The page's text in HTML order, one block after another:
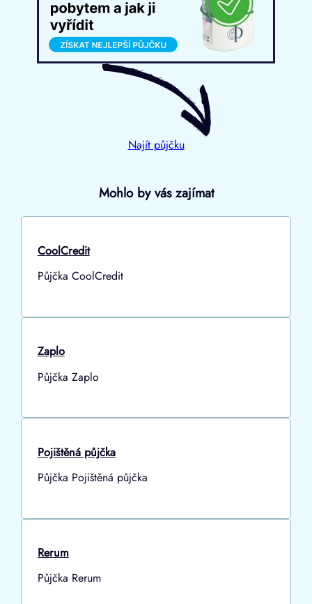
Najít půjčku
Mohlo by vás zajímat
CoolCredit
Půjčka CoolCredit
Zaplo
Půjčka Zaplo
Pojištěná půjčka
Půjčka Pojištěná půjčka
Rerum
Půjčka Rerum